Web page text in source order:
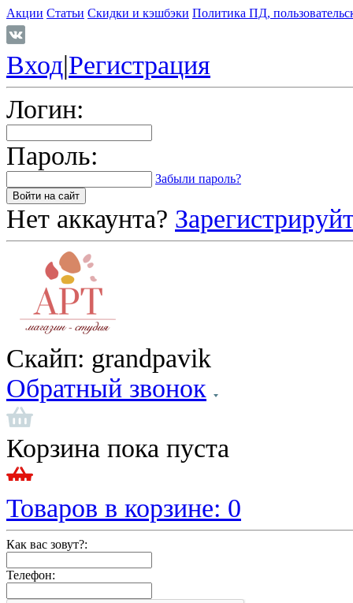
Акции Статьи Скидки и кэшбэки Политика ПД,
Вход|Регистрация
Логин:
Пароль:
Забыли пароль?
Нет аккаунта?
Скайп: grandpavik
Обратный звонок
Корзина пока пуста
Товаров в корзине: 0
Как вас зовут?:
Телефон: